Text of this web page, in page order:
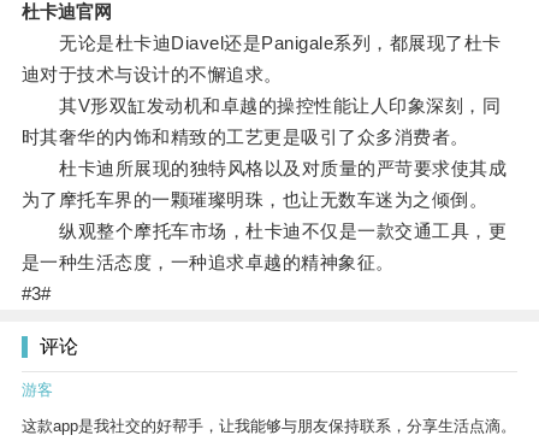
杜卡迪官网
无论是杜卡迪Diavel还是Panigale系列，都展现了杜卡
迪对于技术与设计的不懈追求。
其V形双缸发动机和卓越的操控性能让人印象深刻，同
时其奢华的内饰和精致的工艺更是吸引了众多消费者。
杜卡迪所展现的独特风格以及对质量的严苛要求使其成
为了摩托车界的一颗璀璨明珠，也让无数车迷为之倾倒。
纵观整个摩托车市场，杜卡迪不仅是一款交通工具，更
是一种生活态度，一种追求卓越的精神象征。
#3#
评论
游客
这款app是我社交的好帮手，让我能够与朋友保持联系，分享生活点滴。